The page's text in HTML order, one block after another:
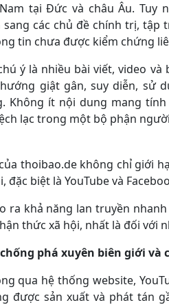
tại Đức và châu Âu. Tuy
sang các chủ đề chính trị,
tin chưa được kiểm chứng
ý là nhiều bài viết, video
giật gân, suy diễn, sử
Không ít nội dung mang
lạc trong một bộ phận
thoibao.de không chỉ giới
đặc biệt là YouTube và
ra khả năng lan truyền
thức xã hội, nhất là đối với
phá xuyên biên giới và c
qua hệ thống website,
được sản xuất và phát tán